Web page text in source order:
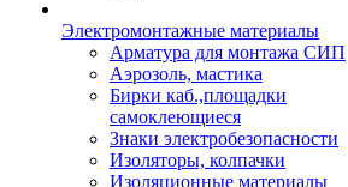
Электромонтажные материалы
Арматура для монтажа СИП
Аэрозоль, мастика
Бирки каб.,площадки
самоклеющиеся
Знаки электробезопасности
Изоляторы, колпачки
Изоляционные материалы